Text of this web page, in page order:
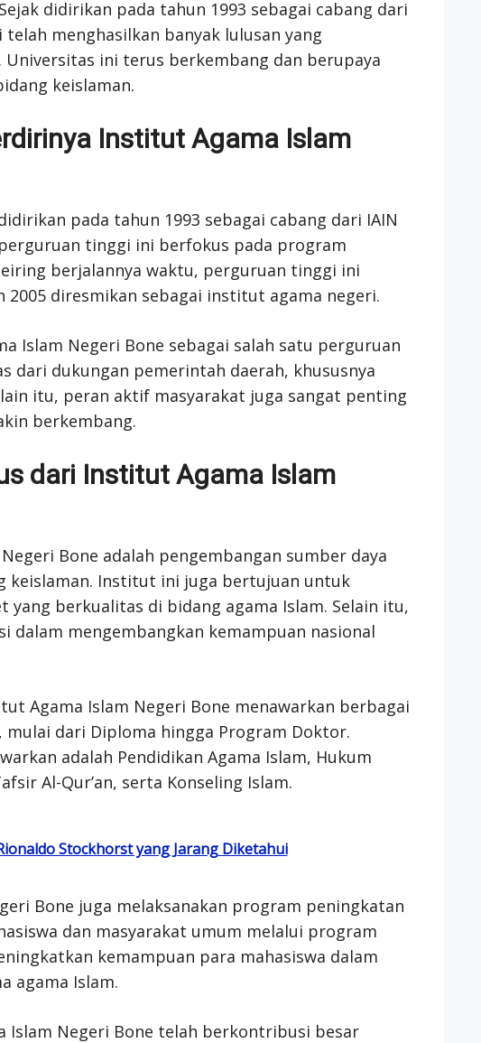
didirikan pada tahun 1993 sebagai cabang dari
menghasilkan banyak lulusan yang
ini terus berkembang dan berupaya
keislaman.
Institut Agama Islam
pada tahun 1993 sebagai cabang dari IAIN
tinggi ini berfokus pada program
berjalannya waktu, perguruan tinggi ini
diresmikan sebagai institut agama negeri.
Islam Negeri Bone sebagai salah satu perguruan
dari dukungan pemerintah daerah, khususnya
itu, peran aktif masyarakat juga sangat penting
berkembang.
dari Institut Agama Islam
Bone adalah pengembangan sumber daya
keislaman. Institut ini juga bertujuan untuk
yang berkualitas di bidang agama Islam. Selain itu,
mengembangkan kemampuan nasional
Agama Islam Negeri Bone menawarkan berbagai
dari Diploma hingga Program Doktor.
adalah Pendidikan Agama Islam, Hukum
Al-Qur’an, serta Konseling Islam.
Stockhorst yang Jarang Diketahui
Bone juga melaksanakan program peningkatan
dan masyarakat umum melalui program
kemampuan para mahasiswa dalam
agama Islam.
Islam Negeri Bone telah berkontribusi besar